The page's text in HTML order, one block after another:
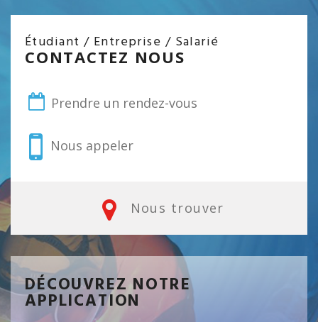
Étudiant / Entreprise / Salarié
CONTACTEZ NOUS
Prendre un rendez-vous
Nous appeler
Nous trouver
DÉCOUVREZ NOTRE
APPLICATION